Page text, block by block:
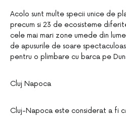
Acolo sunt multe specii unice de
precum si 23 de ecosisteme
cele mai mari zone umede din
de apusurile de soare
pentru o plimbare cu barca pe
Cluj Napoca
Cluj-Napoca este considerat a fi